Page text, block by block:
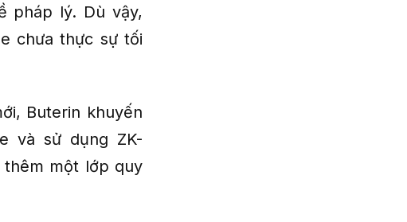
pháp lý. Dù vậy,
chưa thực sự tối
Buterin khuyến
và sử dụng ZK-
thêm một lớp quy